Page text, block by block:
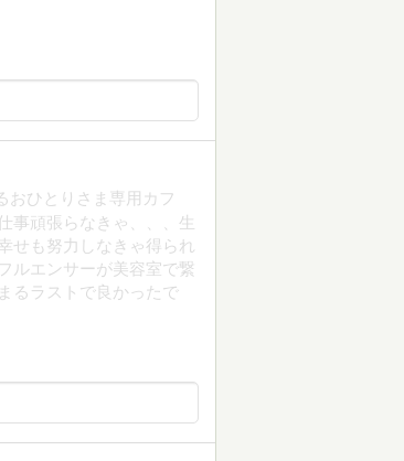
おひとりさま専用カフ
事頑張らなきゃ、、、生
せも努力しなきゃ得られ
ルエンサーが美容室で繋
るラストで良かったで